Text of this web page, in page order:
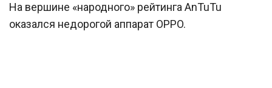
На вершине «народного» рейтинга AnTuTu
оказался недорогой аппарат OPPO.